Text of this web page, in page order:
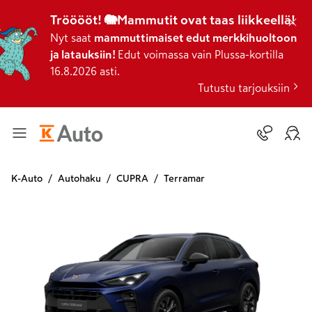
Trööööt! 🐘Mammutit ovat taas liikkeellä!
Nyt saat mammuttimaiset edut merkkihuoltoon
ja latauksiin! Edut voimassa vain Plussa-kortilla
16.8.2026 asti.
Tutustu tarjouksiin
K-Auto Autohaku CUPRA Terramar